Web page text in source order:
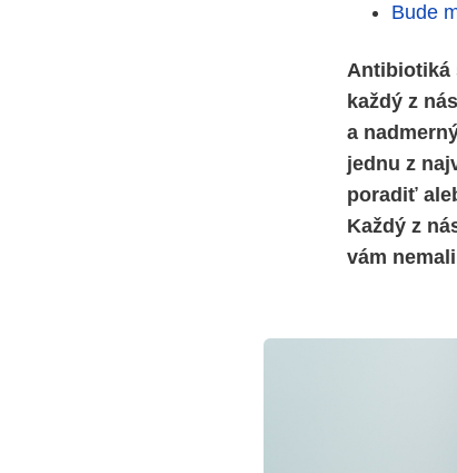
Bude
Antibiotiká
každý z
a
jednu z
poradiť
Každý z
vám